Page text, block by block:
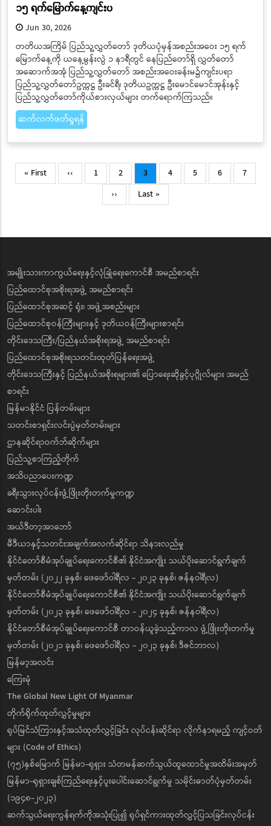
၁၅ ရက်မြောက်နေ့ကျင်းပ
Jun 30, 2026
တတိယအကြိမ် ပြည်သူ့လွှတ်တော် ဒုတိယပုံမှန်အစည်းအဝေး ၁၅ ရက်
မြောက်နေ့ကို ယနေ့မွန်းလွဲ ၁ နာရီတွင် နေပြည်တော်ရှိ လွှတ်တော်
အဆောက်အအုံ ပြည်သူ့လွှတ်တော် အစည်းအဝေးခန်းမ၌ကျင်းပရာ
ပြည်သူ့လွှတ်တော်ဥက္ကဋ္ဌ ဦးခင်ရီ၊ ဒုတိယဥက္ကဋ္ဌ ဦးမောင်မောင်အုန်းနှင့်
ပြည်သူ့လွှတ်တော်ကိုယ်စားလှယ်များ တက်ရောက်ကြသည်။
ဆက်လက်ဖတ်ရှုရန်
Pagination
First
page
« First
Previous
page
‹‹ Page
1 Page
2
Current
page
3 Page
4 Page
5 Page
6 Page
7
Next
page
››
Last
page
Last »
အမျိုးသားကာကွယ်ရေးနှင့်လုံခြုံရေးကောင်စီ အမည်စာရင်း
ပြည်ထောင်စုအစိုးရအဖွဲ့ အမည်စာရင်း
ပြည်ထောင်စုအဆင့် ရုံး၊ အဖွဲ့အစည်းများ
ပြည်ထောင်စုဝန်ကြီးများနှင့် ဒုတိယဝန်ကြီးများစာရင်း
တိုင်းဒေသကြီး/ပြည်နယ်အစိုးရအဖွဲ့ အမည်စာရင်း
ပြည်ထောင်စုအစိုးရသတင်းထုတ်ပြန်ရေးအဖွဲ့
တိုင်းဒေသကြီးနှင့် ပြည်နယ်အစိုးရများ၏ ပြောရေးဆိုခွင့်ပုဂ္ဂိုလ်များ အမည်
စာရင်း
မြန်မာနိုင်ငံ ပြန်တမ်းများ
သတင်းစာရှင်းလင်းပွဲမှတ်တမ်းများ
ဌာနဆိုင်ရာဝက်ဘ်ဆိုက်များ
ပြည်သူ့စာကြည့်တိုက်
အသိပညာပေးကဏ္ဍ
ခရီးသွားလုပ်ငန်းဖွံ့ဖြိုးတိုးတက်မှုကဏ္ဍ
ဆောင်းပါး
အယ်ဒီတာ့အာဘော်
မီဒီယာနှင့်သတင်းအချက်အလက်ဆိုင်ရာ သိနားလည်မှု
နိုင်ငံတော်စီမံအုပ်ချုပ်ရေးကောင်စီ၏ နိုင်ငံအကျိုး သယ်ပိုးဆောင်ရွက်ချက်
မှတ်တမ်း (၂၀၂၂ ခုနှစ်၊ ဖေဖော်ဝါရီလ - ၂၀၂၃ ခုနှစ်၊ ဇန်နဝါရီလ)
နိုင်ငံတော်စီမံအုပ်ချုပ်ရေးကောင်စီ၏ နိုင်ငံအကျိုး သယ်ပိုးဆောင်ရွက်ချက်
မှတ်တမ်း (၂၀၂၃ ခုနှစ်၊ ဖေဖော်ဝါရီလ - ၂၀၂၄ ခုနှစ်၊ ဇန်နဝါရီလ)
နိုင်ငံတော်စီမံအုပ်ချုပ်ရေးကောင်စီ တာဝန်ယူခဲ့သည့်ကာလ ဖွံ့ဖြိုးတိုးတက်မှု
မှတ်တမ်း (၂၀၂၁ ခုနှစ်၊ ဖေဖော်ဝါရီလ - ၂၀၂၃ ခုနှစ်၊ ဒီဇင်ဘာလ)
မြန်မာ့အလင်း
ကြေးမုံ
The Global New Light Of Myanmar
တိုက်ရိုက်ထုတ်လွှင့်မှုများ
ရုပ်မြင်သံကြားနှင့်အသံထုတ်လွှင့်ခြင်း လုပ်ငန်းဆိုင်ရာ လိုက်နာရမည့် ကျင့်ဝတ်
များ (Code of Ethics)
(၇၅)နှစ်မြောက် မြန်မာ-ရုရှား သံတမန်ဆက်သွယ်ထူထောင်မှုအထိမ်းအမှတ်
မြန်မာ-ရုရှားချစ်ကြည်ရေးနှင့်ပူးပေါင်းဆောင်ရွက်မှု သမိုင်းဓာတ်ပုံမှတ်တမ်း
(၁၉၄၈-၂၀၂၃)
ဆက်သွယ်ရေးကွန်ရက်ကိုအသုံးပြု၍ ရုပ်ရှင်ကားထုတ်လွှင့်ပြသခြင်းလုပ်ငန်း